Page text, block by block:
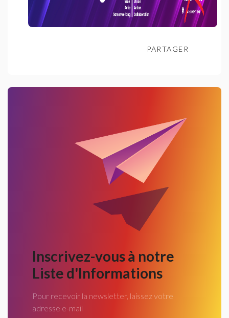
PARTAGER
Inscrivez-vous à notre
Liste d'Informations
Pour recevoir la newsletter, laissez votre
adresse e-mail